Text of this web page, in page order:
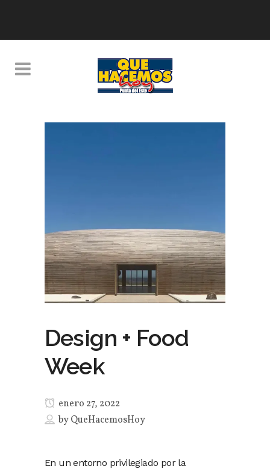
Design + Food
Week
enero 27, 2022
byQueHacemosHoy
En un entorno privilegiado por la